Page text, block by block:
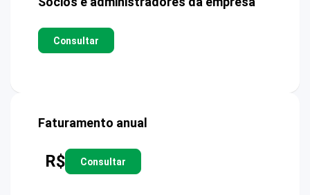
Consultar
Faturamento anual
R$ Consultar